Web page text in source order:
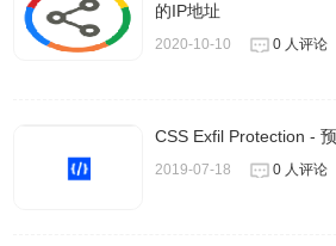
的IP地址
2020-10-10 0 人评论
CSS Exfil Protection -
2019-07-18 0 人评论